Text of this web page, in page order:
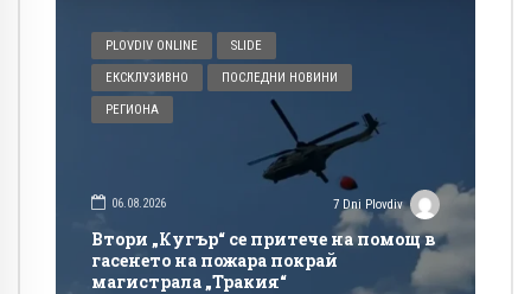
PLOVDIV ONLINE SLIDE
ЕКСКЛУЗИВНО ПОСЛЕДНИ НОВИНИ
РЕГИОНА
06.08.2026 7 Dni Plovdiv
Втори „Кугър“ се притече на помощ в
гасенето на пожара покрай
магистрала „Тракия“